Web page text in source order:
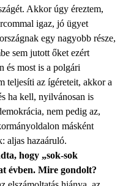
Akkor úgy éreztem,
igaz, jó ügyet
egy nagyobb része,
sem jutott őket ezért
és most is a polgári
teljesíti az ígéreteit, akkor a
ha kell, nyilvánosan is
nem pedig az,
másként
aljas hazaáruló.
hogy „sok-sok
évben. Mire gondolt?